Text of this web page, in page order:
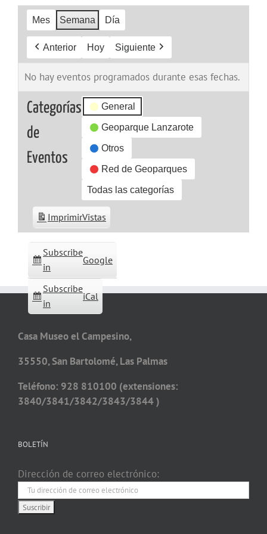
Mes Semana Día
Anterior Hoy Siguiente
No hay eventos programados durante esas fechas.
Categorías
de
Eventos
General
Geoparque Lanzarote
Otros
Red de Geoparques
Todas las categorías
Subscribe
in
Google
Subscribe
in
iCal
ImprimirVistas
Casa Museo el Campesino,
35550, San Bartolomé, Las Palmas
Teléfono: 928 810100 (extensiones:
3840/3841/3842/3843/3844 )
BOLETÍN
Dirección de correo electrónico: